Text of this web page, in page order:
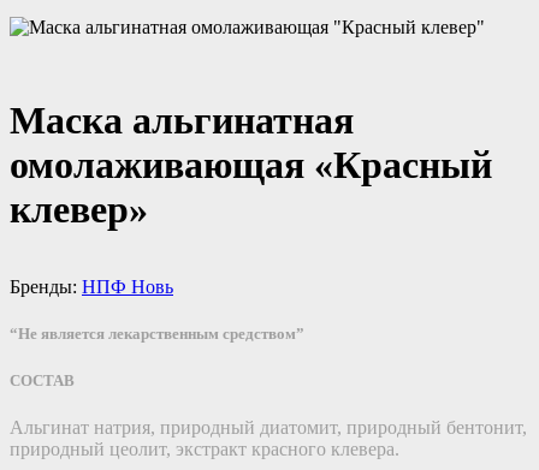
Маска альгинатная
омолаживающая «Красный
клевер»
Бренды: НПФ Новь
“Не является лекарственным средством”
СОСТАВ
Альгинат натрия, природный диатомит, природный бентонит,
природный цеолит, экстракт красного клевера.